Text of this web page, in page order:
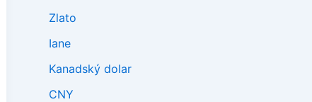
Zlato
Iane
Kanadský dolar
CNY